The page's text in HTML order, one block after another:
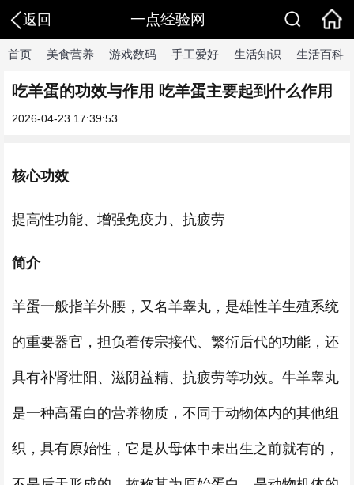
返回 一点经验网
首页 美食营养 游戏数码 手工爱好 生活知识 生活百科
吃羊蛋的功效与作用 吃羊蛋主要起到什么作用
2026-04-23 17:39:53
核心功效
提高性功能、增强免疫力、抗疲劳
简介
羊蛋一般指羊外腰，又名羊睾丸，是雄性羊生殖系统
的重要器官，担负着传宗接代、繁衍后代的功能，还
具有补肾壮阳、滋阴益精、抗疲劳等功效。牛羊睾丸
是一种高蛋白的营养物质，不同于动物体内的其他组
织，具有原始性，它是从母体中未出生之前就有的，